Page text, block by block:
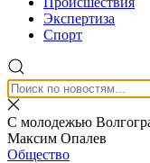
Экспертиза
Спорт
С молодежью
Максим Опалев
Общество